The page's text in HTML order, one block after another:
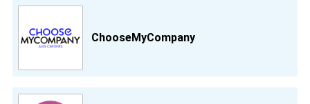
ChooseMyCompany